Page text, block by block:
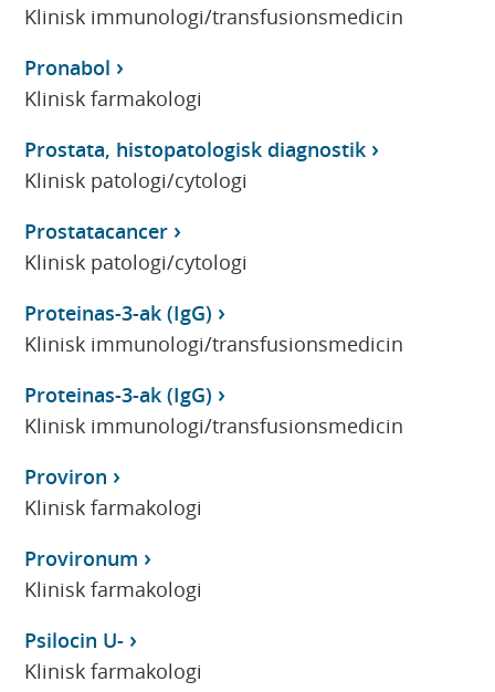
Klinisk immunologi/transfusionsmedicin
Pronabol
Klinisk farmakologi
Prostata, histopatologisk diagnostik
Klinisk patologi/cytologi
Prostatacancer
Klinisk patologi/cytologi
Proteinas-3-ak (IgG)
Klinisk immunologi/transfusionsmedicin
Proteinas-3-ak (IgG)
Klinisk immunologi/transfusionsmedicin
Proviron
Klinisk farmakologi
Provironum
Klinisk farmakologi
Psilocin U-
Klinisk farmakologi